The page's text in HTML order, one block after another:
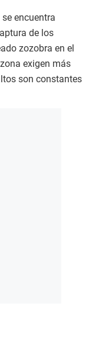
encuentra
de los
zozobra en el
exigen más
son constantes